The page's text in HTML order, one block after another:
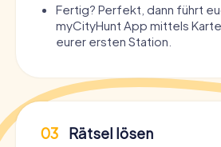
Fertig? Perfekt, dann führt
myCityHunt App mittels
eurer ersten Station.
03 Rätsel lösen